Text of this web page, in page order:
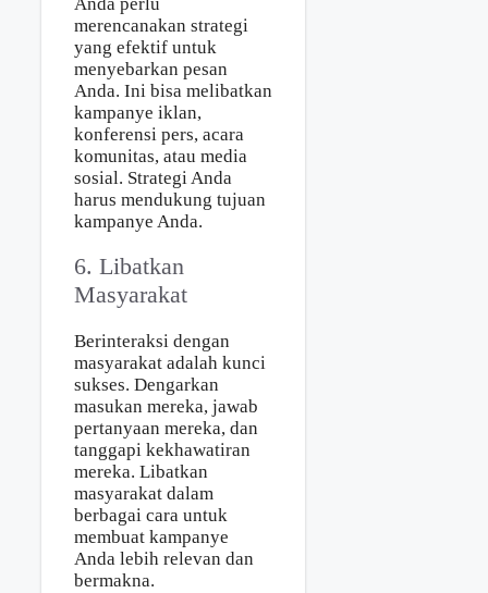
merencanakan strategi
yang efektif untuk
menyebarkan pesan
Anda. Ini bisa melibatkan
kampanye iklan,
konferensi pers, acara
komunitas, atau media
sosial. Strategi Anda
harus mendukung tujuan
kampanye Anda.
6. Libatkan
Masyarakat
Berinteraksi dengan
masyarakat adalah kunci
sukses. Dengarkan
masukan mereka, jawab
pertanyaan mereka, dan
tanggapi kekhawatiran
mereka. Libatkan
masyarakat dalam
berbagai cara untuk
membuat kampanye
Anda lebih relevan dan
bermakna.